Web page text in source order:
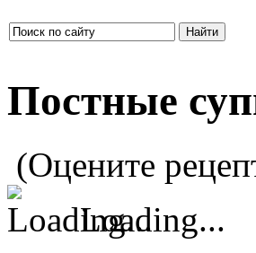
Найти
Постные
(Оцените
Loading...